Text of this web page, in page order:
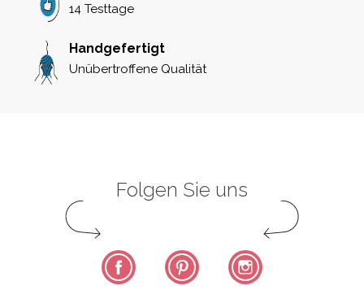
14 Testtage
Handgefertigt
Unübertroffene Qualität
Folgen Sie uns
Facebook Pinterest